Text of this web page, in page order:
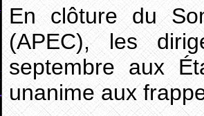
En clôture du
(APEC), les
septembre aux
unanime aux